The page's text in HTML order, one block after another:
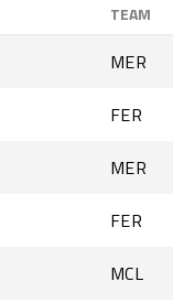
TEAM
MER
FER
MER
FER
MCL